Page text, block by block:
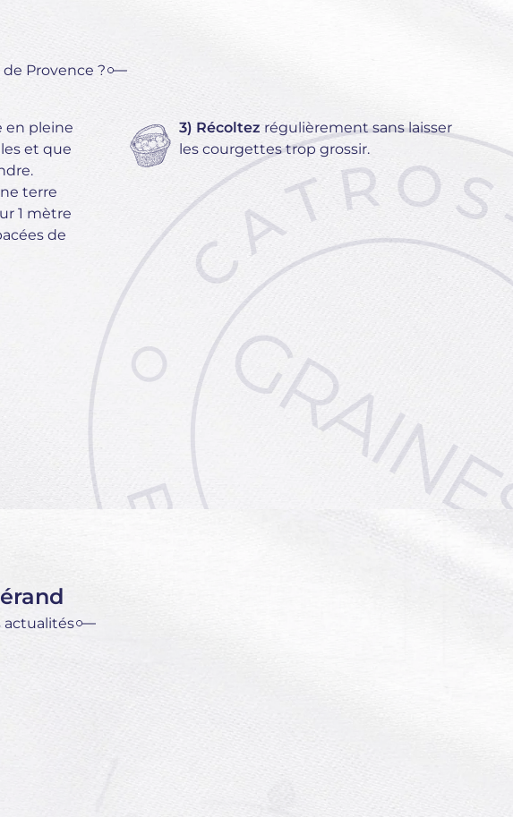
Provence ?
en pleine
et que
terre
1 mètre
de
3) Récoltezrégulièrement sans laisser
les courgettes trop grossir.
actualités